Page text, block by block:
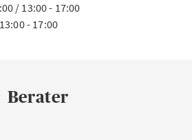
/ 13:00 - 17:00
- 17:00
Berater